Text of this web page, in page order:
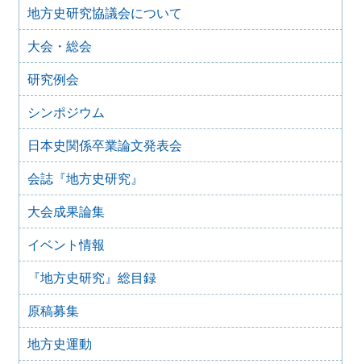
2025年10月7日
2025年度第１回研究例会のご案内（加能地域史研究会との
合同例会）（2025年11月8日）
2025年9月3日
2024年度第8回研究例会のご案内（2025年9月27日）
2025年6月5日
20日）
2025年6月5日
2024年度第6回研究例会（2025年7月12日）
2025年5月12日
2024年度第5回研究例会（2025年5月30日）
2025年2月27日
2025年1月21日
2024年度第3回研究例会（兵庫大会総括例会）（2025年2月
23日）
2024年度第２回研究例会（2025年１月22日）
地方史研究協議会について
大会・総会
研究例会
シンポジウム
日本史関係卒業論文発表会
会誌『地方史研究』
大会成果論集
イベント情報
『地方史研究』総目録
原稿募集
地方史運動